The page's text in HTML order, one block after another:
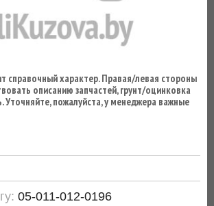
справочный характер. Правая/левая стороны
описанию запчастей, грунт/оцинковка
Уточняйте, пожалуйста, у менеджера важные
05-011-012-0196